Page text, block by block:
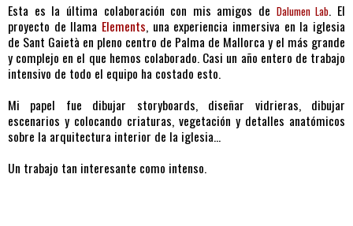
Esta es la última colaboración con mis amigos de Dalumen Lab. El
proyecto de llama Elements, una experiencia inmersiva en la iglesia
de Sant Gaietà en pleno centro de Palma de Mallorca y el más grande
y complejo en el que hemos colaborado. Casi un año entero de trabajo
intensivo de todo el equipo ha costado esto.
Mi papel fue dibujar storyboards, diseñar vidrieras, dibujar
escenarios y colocando criaturas, vegetación y detalles anatómicos
sobre la arquitectura interior de la iglesia...
Un trabajo tan interesante como intenso.